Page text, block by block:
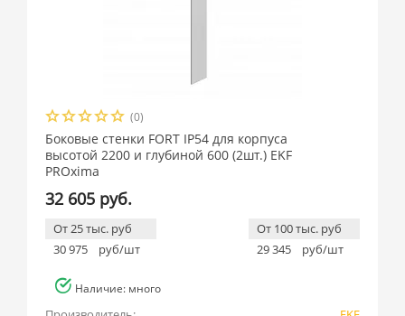
(0)
Боковые стенки FORT IP54 для корпуса
высотой 2200 и глубиной 600 (2шт.) EKF
PROxima
32 605 руб.
От 25 тыс. руб
30 975
руб/шт
От 100 тыс. руб
29 345
руб/шт
Наличие: много